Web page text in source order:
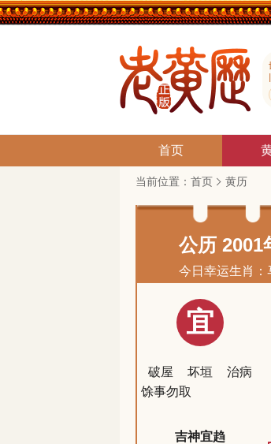
首页
当前位置： 首页 黄历
公历 2001
今日幸运生肖：
宜
破屋 坏垣
治病
馀事勿取
吉神宜趋